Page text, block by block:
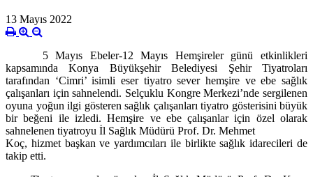
13 Mayıs 2022
5 Mayıs Ebeler-12 Mayıs Hemşireler günü etkinlikleri
kapsamında Konya Büyükşehir Belediyesi Şehir Tiyatroları
tarafından ‘Cimri’ isimli eser tiyatro sever hemşire ve ebe sağlık
çalışanları için sahnelendi. Selçuklu Kongre Merkezi’nde sergilenen
oyuna yoğun ilgi gösteren sağlık çalışanları tiyatro gösterisini büyük
bir beğeni ile izledi. Hemşire ve ebe çalışanlar için özel olarak
sahnelenen tiyatroyu İl Sağlık Müdürü Prof. Dr. Mehmet
Koç, hizmet başkan ve yardımcıları ile birlikte sağlık idarecileri de
takip etti.